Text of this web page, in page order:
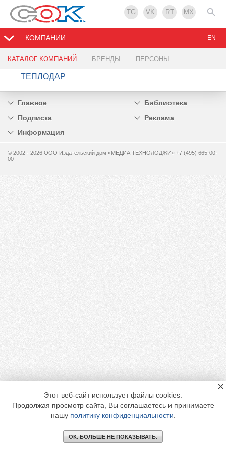
TG VK RT MX
КОМПАНИИ
КАТАЛОГ КОМПАНИЙ БРЕНДЫ ПЕРСОНЫ
EN
ТЕПЛОДАР
Главное
Библиотека
Подписка
Реклама
Информация
© 2002 - 2026 OOO Издательский дом «МЕДИА ТЕХНОЛОДЖИ» +7 (495) 665-00-
00
Этот веб-сайт использует файлы cookies.
Продолжая просмотр сайта, Вы соглашаетесь и принимаете
нашу политику конфиденциальности
ОК. БОЛЬШЕ НЕ ПОКАЗЫВАТЬ.
×